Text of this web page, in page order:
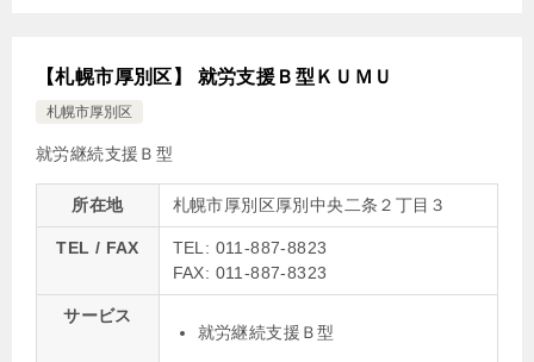
【札幌市厚別区】 就労支援Ｂ型ＫＵＭＵ
札幌市厚別区
就労継続支援Ｂ型
所在地 札幌市厚別区厚別中央二条２丁目３
TEL / FAX
TEL: 011-887-8823
FAX: 011-887-8323
サービス
就労継続支援Ｂ型